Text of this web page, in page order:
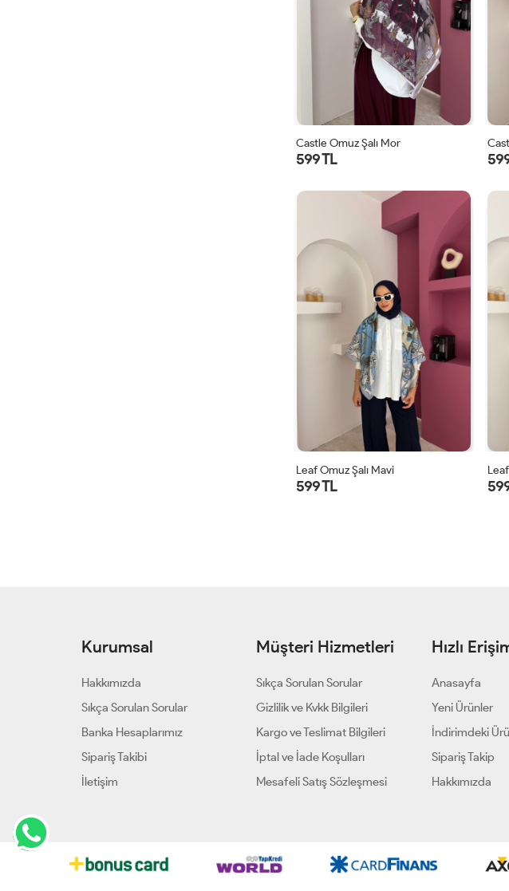
STD
Castle Omuz Şalı Mor
599 TL
Leaf Omuz Şalı Mavi
599 TL
Kurumsal
Hakkımızda
Sıkça Sorulan Sorular
Banka Hesaplarımız
Sipariş Takibi
İletişim
Müşteri Hizmetleri
Sıkça Sorulan Sorular
Gizlilik ve Kvkk Bilgileri
Kargo ve Teslimat Bilgileri
İptal ve İade Koşulları
Mesafeli Satış Sözleşmesi
Hızlı
Anasayfa
Yeni Ürünler
İndirimdeki
Sipariş Takip
Hakkımızda